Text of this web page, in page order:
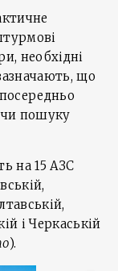
необхідні
що
чи пошуку
на 15 АЗС
і Черкаській
).